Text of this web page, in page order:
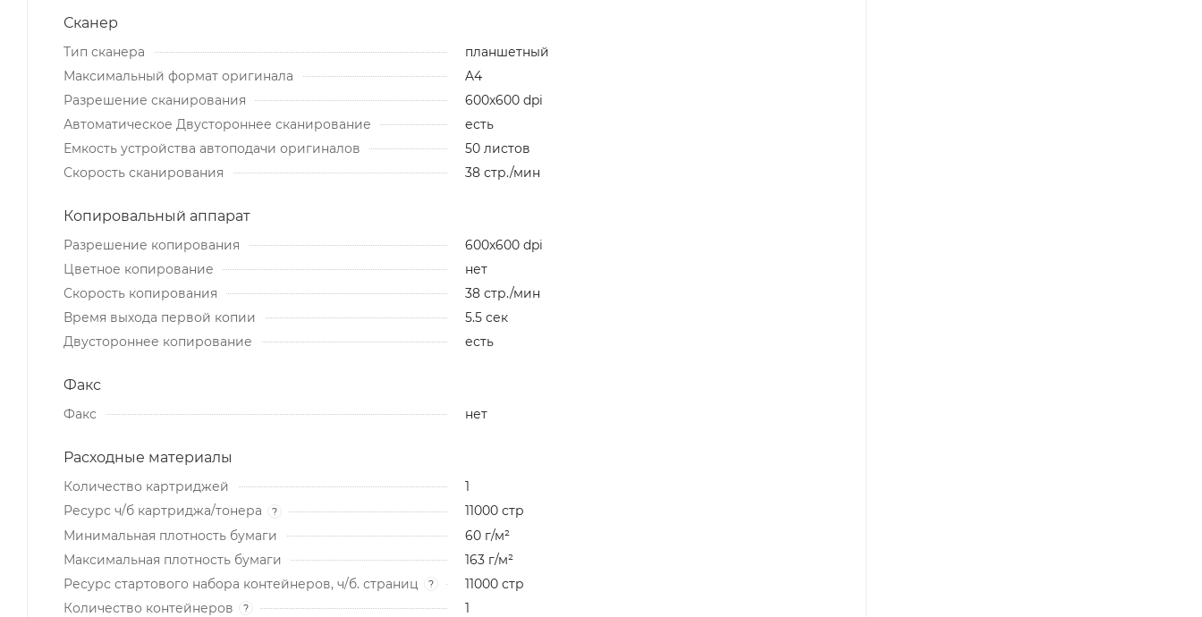
Сканер
Тип сканера
планшетный
Максимальный формат оригинала
A4
Разрешение сканирования
600x600 dpi
Автоматическое Двустороннее сканирование
есть
Емкость устройства автоподачи оригиналов
50 листов
Скорость сканирования
38 стр./мин
Копировальный аппарат
Разрешение копирования
600x600 dpi
Цветное копирование
нет
Скорость копирования
38 стр./мин
Время выхода первой копии
5.5 сек
Двустороннее копирование
есть
Факс
Факс нет
Расходные материалы
Количество картриджей
1
Ресурс ч/б картриджа/тонера
?
11000 стр
Минимальная плотность бумаги
60 г/м²
Максимальная плотность бумаги
163 г/м²
Ресурс стартового набора контейнеров, ч/б. страниц
?
11000 стр
Количество контейнеров
? 1